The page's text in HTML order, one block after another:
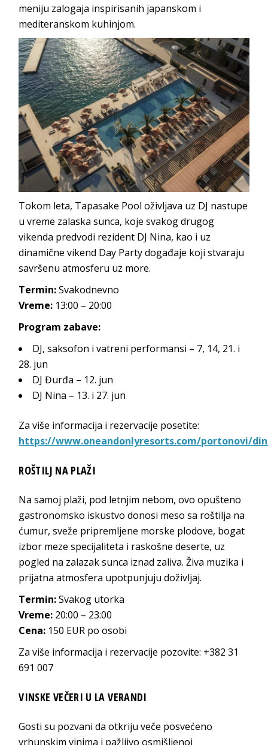
meniju zalogaja inspirisanih japanskom i
mediteranskom kuhinjom.
Tokom leta, Tapasake Pool oživljava uz DJ nastupe
u vreme zalaska sunca, koje svakog drugog
vikenda predvodi rezident DJ Nina, kao i uz
dinamične vikend Day Party događaje koji stvaraju
savršenu atmosferu uz more.
Termin:Svakodnevno
Vreme: 13:00 – 20:00
Program zabave:
DJ, saksofon i vatreni performansi – 7, 14, 21. i
28. jun
DJ Đurđa – 12. jun
DJ Nina – 13. i 27. jun
Za više informacija i rezervacije posetite:
https://www.oneandonlyresorts.com/portonovi/
ROŠTILJ NA PLAŽI
Na samoj plaži, pod letnjim nebom, ovo opušteno
gastronomsko iskustvo donosi meso sa roštilja na
ćumur, sveže pripremljene morske plodove, bogat
izbor meze specijaliteta i raskošne deserte, uz
pogled na zalazak sunca iznad zaliva. Živa muzika i
prijatna atmosfera upotpunjuju doživljaj.
Termin:Svakog utorka
Vreme: 20:00 – 23:00
Cena: 150 EUR po osobi
Za više informacija i rezervacije pozovite: +382 31
691 007
VINSKE VEČERI U LA VERANDI
Gosti su pozvani da otkriju veče posvećeno
vrhunskim vinima i pažljivo osmišljenoj